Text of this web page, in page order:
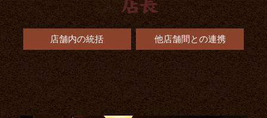
店舗内の統括 他店舗間との連携
お店全体の運営をお任せします。 売り上げ計画やスタッフ
の指導、シフト組み、給与管理など、細かな仕事の積み重ね
で、お客様にもスタッフにも愛されるお店づくりをお願いし